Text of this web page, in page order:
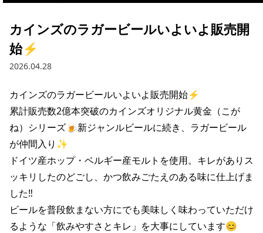
カインズのラガービールいよいよ販売開
始⚡️
2026.04.28
カインズのラガービールいよいよ販売開始⚡️
累計販売数2億本突破のカインズオリジナル黄金（こが
ね）シリーズ🍺新ジャンルビールに続き、ラガービール
が仲間入り✨
ドイツ産ホップ・ベルギー産モルトを使用。キレがありス
ッキリしたのどごし、かつ飲みごたえのある味に仕上げま
した‼️
ビールを普段飲まない方にでも美味しく味わっていただけ
るような「飲みやすさとキレ」を大事にしています😊